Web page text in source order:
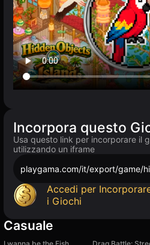
Incorpora questo
Usa questo link per incorporare il
utilizzando un iframe
playgama.com/it/export/game/
Accedi per
i Giochi
Casuale